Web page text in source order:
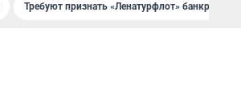
Требуют признать «Ленатурфлот» банкротом